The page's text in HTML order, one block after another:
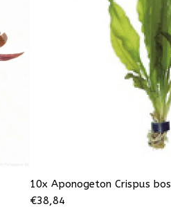
10x Aponogeton Crispus bos
€38,84